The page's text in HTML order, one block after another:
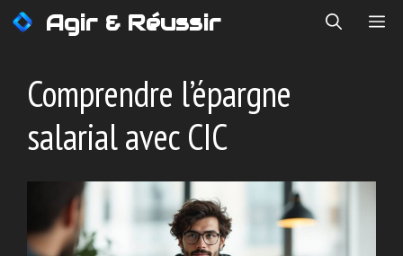
Aller
au
Agir & Réussir
Comprendre l’épargne
salarial avec CIC